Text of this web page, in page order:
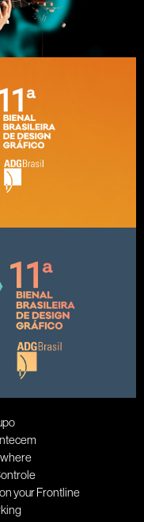
your Frontline